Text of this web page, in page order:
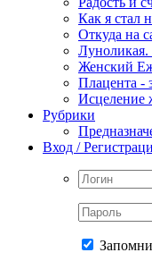
Как я стал
Откуда на
Женский
Плацента -
Исцеление
Рубрики
Вход /